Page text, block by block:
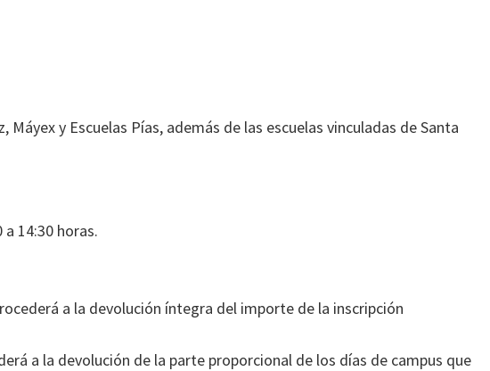
y Escuelas Pías, además de las escuelas vinculadas de Santa
14:30 horas.
a la devolución íntegra del importe de la inscripción
a la devolución de la parte proporcional de los días de campus que